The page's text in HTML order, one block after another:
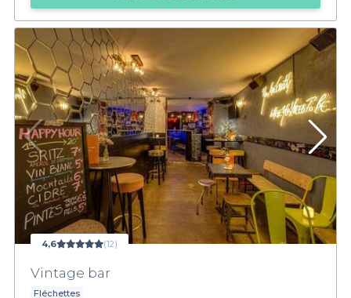
4,6 (12)
Vintage bar
Fléchettes